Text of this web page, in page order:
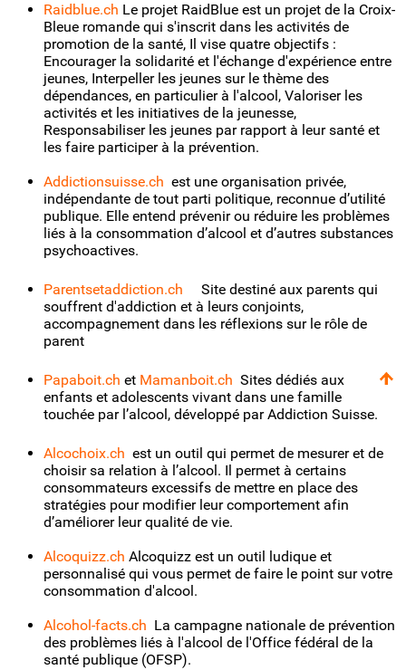
Raidblue.ch Le projet RaidBlue est un projet de la Croix-
Bleue romande qui s'inscrit dans les activités de
promotion de la santé, Il vise quatre objectifs :
Encourager la solidarité et l'échange d'expérience entre
jeunes, Interpeller les jeunes sur le thème des
dépendances, en particulier à l'alcool, Valoriser les
activités et les initiatives de la jeunesse,
Responsabiliser les jeunes par rapport à leur santé et
les faire participer à la prévention.
Addictionsuisse.ch est une organisation privée,
indépendante de tout parti politique, reconnue d’utilité
publique. Elle entend prévenir ou réduire les problèmes
liés à la consommation d’alcool et d’autres substances
psychoactives.
Parentsetaddiction.ch Site destiné aux parents qui
souffrent d'addiction et à leurs conjoints,
accompagnement dans les réflexions sur le rôle de
parent
Papaboit.ch et Mamanboit.ch Sites dédiés aux
enfants et adolescents vivant dans une famille
touchée par l’alcool, développé par Addiction Suisse.
Alcochoix.ch est un outil qui permet de mesurer et de
choisir sa relation à l’alcool. Il permet à certains
consommateurs excessifs de mettre en place des
stratégies pour modifier leur comportement afin
d’améliorer leur qualité de vie.
Alcoquizz.ch Alcoquizz est un outil ludique et
personnalisé qui vous permet de faire le point sur votre
consommation d'alcool.
Alcohol-facts.ch La campagne nationale de prévention
des problèmes liés à l'alcool de l'Office fédéral de la
santé publique (OFSP).